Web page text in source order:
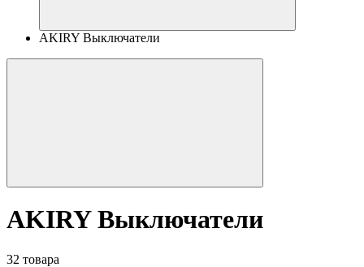
AKIRY Выключатели
AKIRY Выключатели
32 товара